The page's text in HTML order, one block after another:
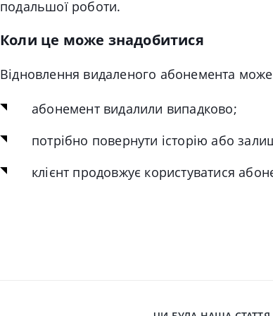
подальшої роботи.
Коли це може знадобитися
Відновлення видаленого абонемента
абонемент видалили випадково;
потрібно повернути історію або
клієнт продовжує користуватися